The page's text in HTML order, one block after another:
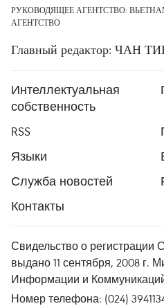
РУКОВОДЯЩЕЕ АГЕНТСТВО:
АГЕНТСТВО
Главный редактор: ЧАН
Интеллектуальная
собственность
RSS
Языки
Служба новостей
Контакты
Свидельство о регистрации
выдано 11 сентября, 2008 г.
Информации и
Номер телефона: (024)